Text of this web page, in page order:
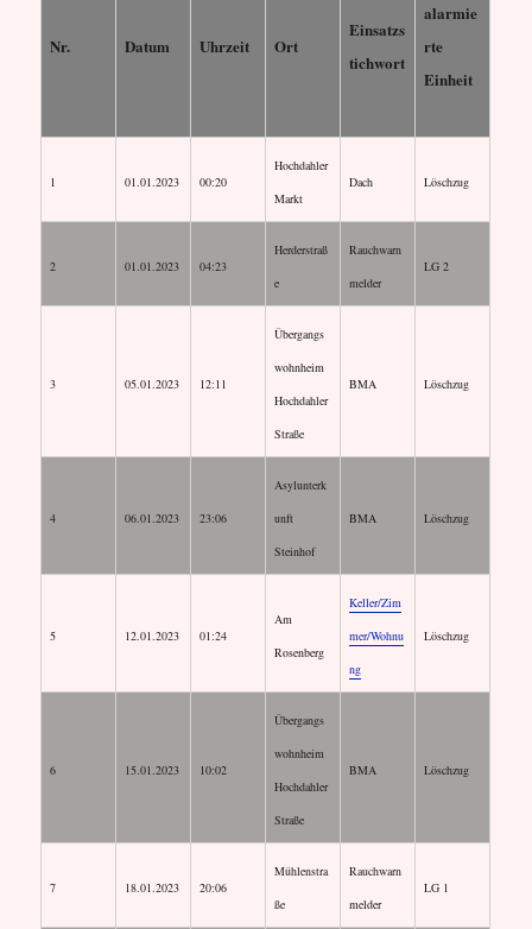
Nr. Datum Uhrzeit Ort
Einsatzs
tichwort
alarmie
rte
Einheit
1 01.01.2023 00:20
Hochdahler
Markt
Dach Löschzug
2 01.01.2023 04:23
Herderstraß
e
Rauchwarn
melder
LG 2
3 05.01.2023 12:11
Übergangs
wohnheim
Hochdahler
Straße
BMA Löschzug
4 06.01.2023 23:06
Asylunterk
unft
Steinhof
BMA Löschzug
5 12.01.2023 01:24
Am
Rosenberg
Keller/Zim
mer/Wohnu
ng
Löschzug
6 15.01.2023 10:02
Übergangs
wohnheim
Hochdahler
Straße
BMA Löschzug
7 18.01.2023 20:06
Mühlenstra
ße
Rauchwarn
melder
LG 1